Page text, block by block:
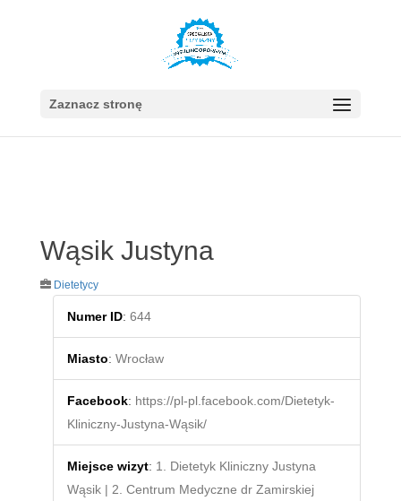
Zaznacz stronę
Wąsik Justyna
Dietetycy
Numer ID: 644
Miasto: Wrocław
Facebook: https://pl-pl.facebook.com/Dietetyk-
Kliniczny-Justyna-Wąsik/
Miejsce wizyt: 1. Dietetyk Kliniczny Justyna
Wąsik | 2. Centrum Medyczne dr Zamirskiej